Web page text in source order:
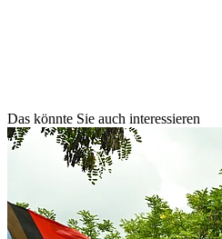
Das könnte Sie auch interessieren